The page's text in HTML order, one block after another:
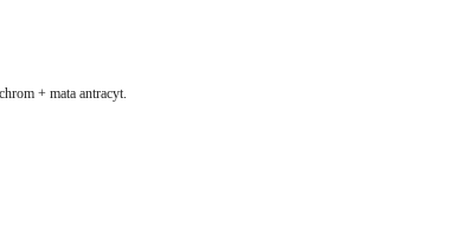
+ mata antracyt.